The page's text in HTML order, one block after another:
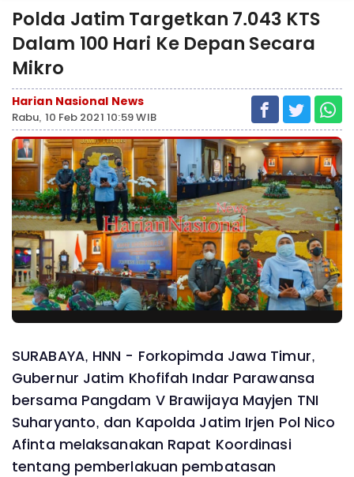
Polda Jatim Targetkan 7.043 KTS
Dalam 100 Hari Ke Depan Secara
Mikro
Harian Nasional News
Rabu, 10 Feb 2021 10:59 WIB
SURABAYA, HNN - Forkopimda Jawa Timur,
Gubernur Jatim Khofifah Indar Parawansa
bersama Pangdam V Brawijaya Mayjen TNI
Suharyanto, dan Kapolda Jatim Irjen Pol Nico
Afinta melaksanakan Rapat Koordinasi
tentang pemberlakuan pembatasan